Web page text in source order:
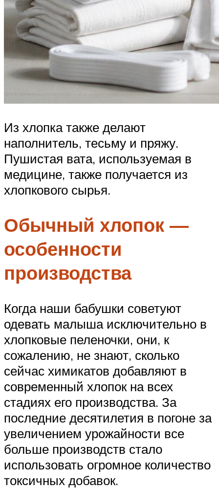
Из хлопка также делают
наполнитель, тесьму и пряжу.
Пушистая вата, используемая в
медицине, также получается из
хлопкового сырья.
Обычный хлопок —
особенности
производства
Когда наши бабушки советуют
одевать малыша исключительно в
хлопковые пеленочки, они, к
сожалению, не знают, сколько
сейчас химикатов добавляют в
современный хлопок на всех
стадиях его производства. За
последние десятилетия в погоне за
увеличением урожайности все
больше производств стало
использовать огромное количество
токсичных добавок.